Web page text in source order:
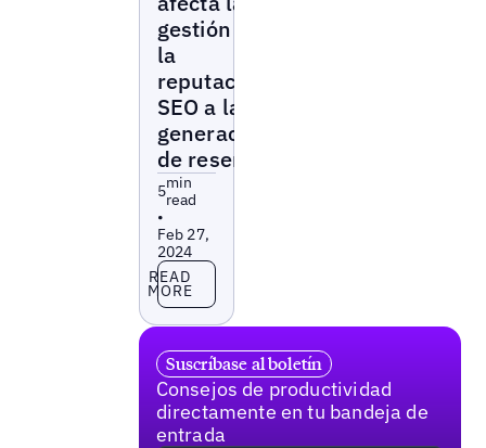
gestión de
la
reputación
SEO a la
generación
de reseñas
5min
read
•
Feb 27,
2024
Read more
READ
MORE
Suscríbase al boletín
Consejos de productividad
directamente en tu bandeja de
entrada